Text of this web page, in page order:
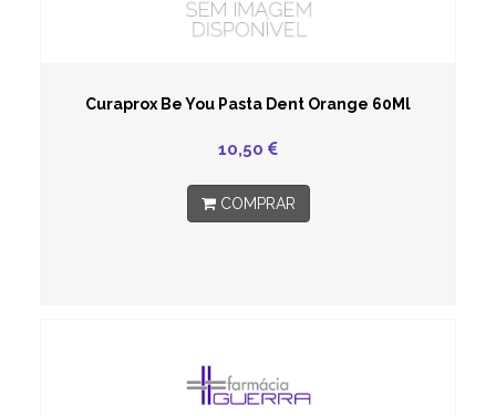
Curaprox Be You Pasta Dent Orange 60Ml
10,50
COMPRAR